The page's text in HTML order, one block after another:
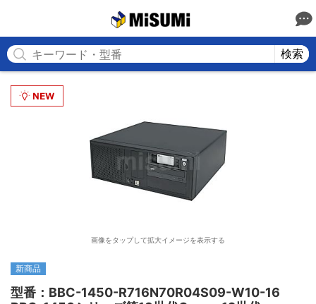
検索
画像をタップして拡大イメージを表示する
新商品
型番：BBC-1450-R716N70R04S09-W10-16